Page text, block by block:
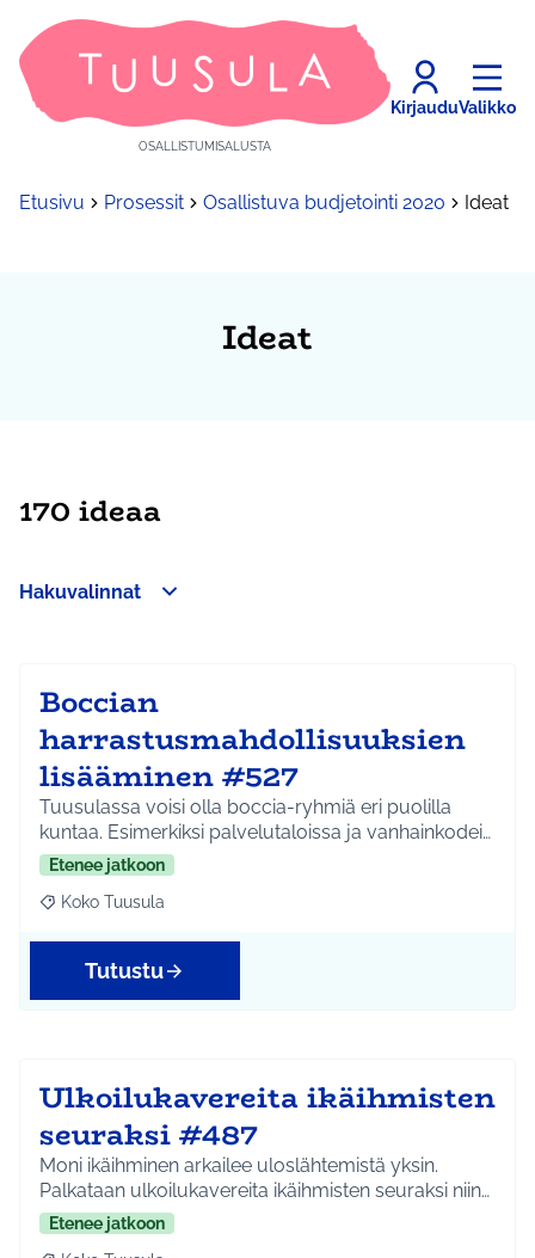
OSALLISTUMISALUSTA
KirjauduValikko
Etusivu Prosessit Osallistuva budjetointi 2020 Ideat
Ideat
170 ideaa
Hakuvalinnat
−
Boccian
harrastusmahdollisuuksien
lisääminen #527
Tuusulassa voisi olla boccia-ryhmiä eri puolilla
kuntaa. Esimerkiksi palvelutaloissa ja vanhainkodei…
Etenee jatkoon
Rajaa tulokset aihepiirin mukaan: Koko Tuusula
Koko Tuusula
Tutustu
Ulkoilukavereita ikäihmisten
seuraksi #487
Moni ikäihminen arkailee uloslähtemistä yksin.
Palkataan ulkoilukavereita ikäihmisten seuraksi niin…
Etenee jatkoon